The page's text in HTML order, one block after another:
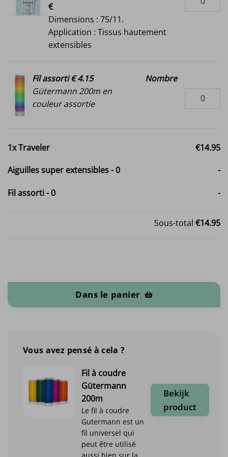
€
Dimensions : 75/11.
Application : Tissus hautement
extensibles
Fil assorti € 4.15
Gütermann 200m en
couleur assortie
Nombre
1xTraveler €14.95
Aiguilles super extensibles-0 -
Fil assorti-0 -
Sous-total €14.95
Dans le panier
Vous avez pensé à cela ?
Fil à coudre
Gütermann
200m
Le fil à coudre
Gutermann est un
fil universel qui
peut être utilisé
Bekijk
product